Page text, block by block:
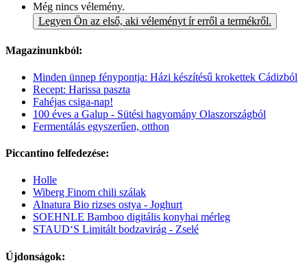
Még nincs vélemény.
Legyen Ön az első, aki véleményt ír erről a termékről.
Magazinunkból:
Minden ünnep fénypontja: Házi készítésű krokettek Cádizból
Recept: Harissa paszta
Fahéjas csiga-nap!
100 éves a Galup - Sütési hagyomány Olaszországból
Fermentálás egyszerűen, otthon
Piccantino felfedezése:
Holle
Wiberg Finom chili szálak
Alnatura Bio rizses ostya - Joghurt
SOEHNLE Bamboo digitális konyhai mérleg
STAUD‘S Limitált bodzavirág - Zselé
Újdonságok: